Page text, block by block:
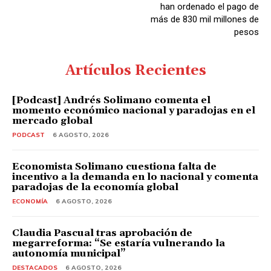
han ordenado el pago de
más de 830 mil millones de
pesos
Artículos Recientes
[Podcast] Andrés Solimano comenta el
momento económico nacional y paradojas en el
mercado global
PODCAST 6 AGOSTO, 2026
Economista Solimano cuestiona falta de
incentivo a la demanda en lo nacional y comenta
paradojas de la economía global
ECONOMÍA 6 AGOSTO, 2026
Claudia Pascual tras aprobación de
megarreforma: “Se estaría vulnerando la
autonomía municipal”
DESTACADOS 6 AGOSTO, 2026